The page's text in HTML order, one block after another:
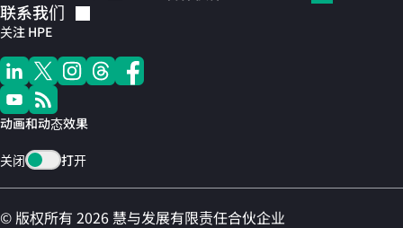
联系我们
关注 HPE
动画和动态效果
关闭 打开
© 版权所有 2026 慧与发展有限责任合伙企业